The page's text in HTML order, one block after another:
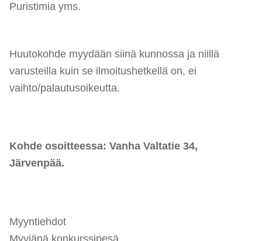
Puristimia yms.
Huutokohde myydään siinä kunnossa ja niillä
varusteilla kuin se ilmoitushetkellä on, ei
vaihto/palautusoikeutta.
Kohde osoitteessa: Vanha Valtatie 34,
Järvenpää.
Myyntiehdot
Myyjänä konkurssipesä